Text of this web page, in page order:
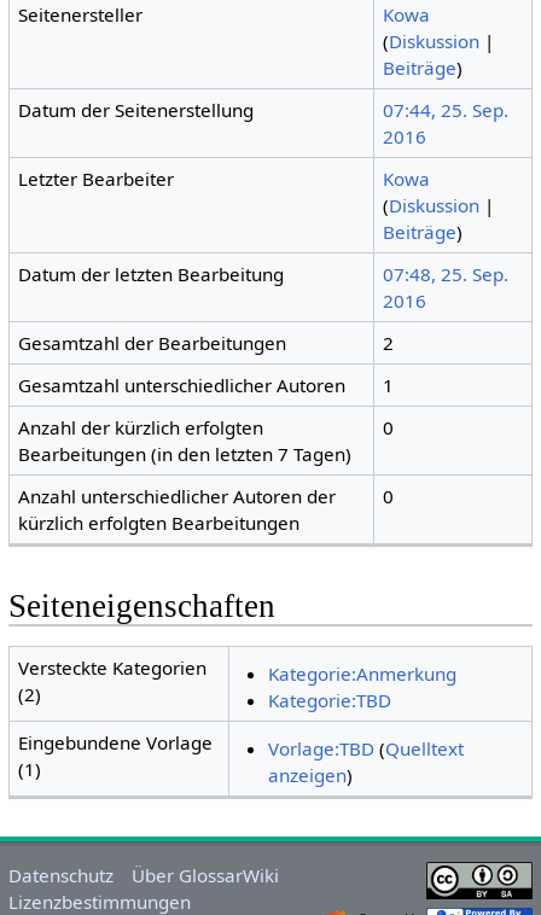
Seitenersteller
Kowa
(Diskussion |
Beiträge)
Datum der Seitenerstellung
07:44, 25. Sep.
2016
Letzter Bearbeiter
Kowa
(Diskussion |
Beiträge)
Datum der letzten Bearbeitung
07:48, 25. Sep.
2016
Gesamtzahl der Bearbeitungen
2
Gesamtzahl unterschiedlicher Autoren
1
Anzahl der kürzlich erfolgten
Bearbeitungen (in den letzten 7 Tagen)
0
Anzahl unterschiedlicher Autoren der
kürzlich erfolgten Bearbeitungen
0
Seiteneigenschaften
Versteckte Kategorien
(2)
Kategorie:Anmerkung
Kategorie:TBD
Eingebundene Vorlage
(1)
Vorlage:TBD (Quelltext
anzeigen)
Datenschutz
Über GlossarWiki
Lizenzbestimmungen